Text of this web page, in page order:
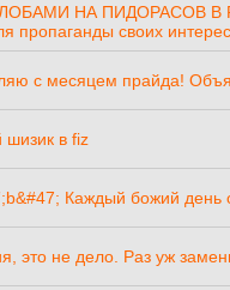
НА ПИДОРАСОВ В
пропаганды своих
с месяцем прайда!
шизик в fiz
Каждый божий день
это не дело. Раз уж